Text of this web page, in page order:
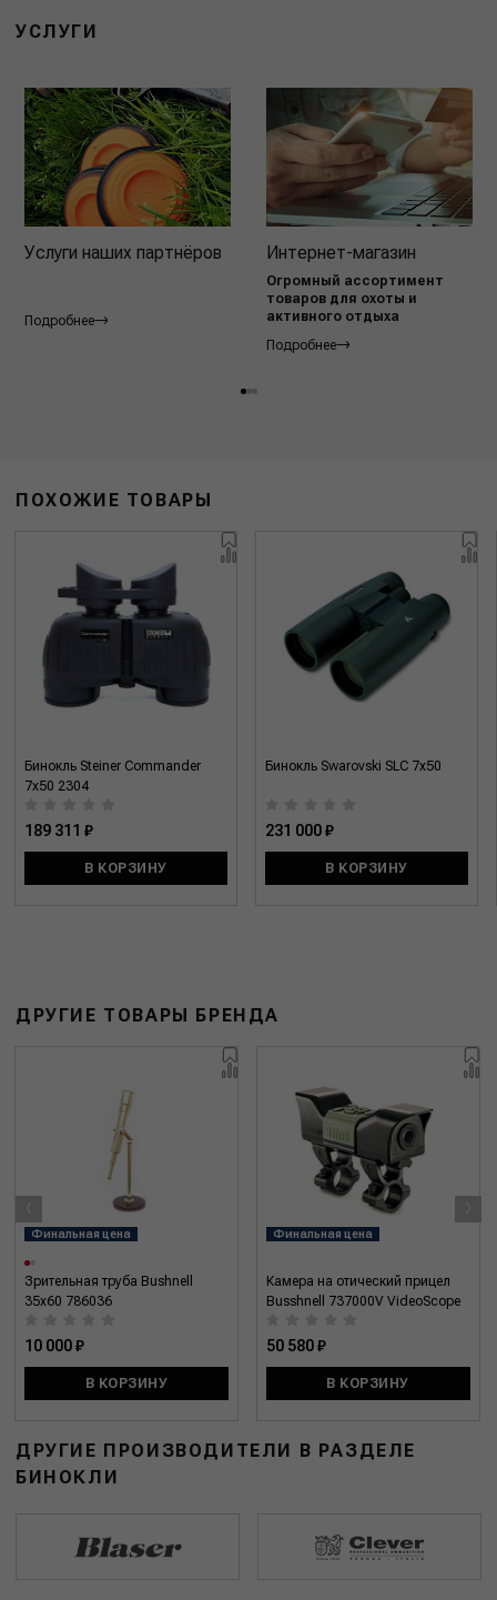
УСЛУГИ
Услуги наших партнёров
Подробнее
Интернет-магазин
Огромный ассортимент
товаров для охоты и
активного отдыха
Подробнее
ПОХОЖИЕ ТОВАРЫ
Бинокль Steiner Commander
7x50 2304
189 311 ₽
В КОРЗИНУ
Бинокль Swarovski SLC 7x50
231 000 ₽
В КОРЗИНУ
ДРУГИЕ ТОВАРЫ БРЕНДА
Финальная цена
Зрительная труба Bushnell
35x60 786036
10 000 ₽
В КОРЗИНУ
Финальная цена
Камера на отический прицел
Busshnell 737000V VideoScope
50 580 ₽
В КОРЗИНУ
‹ ›
ДРУГИЕ ПРОИЗВОДИТЕЛИ В РАЗДЕЛЕ
БИНОКЛИ